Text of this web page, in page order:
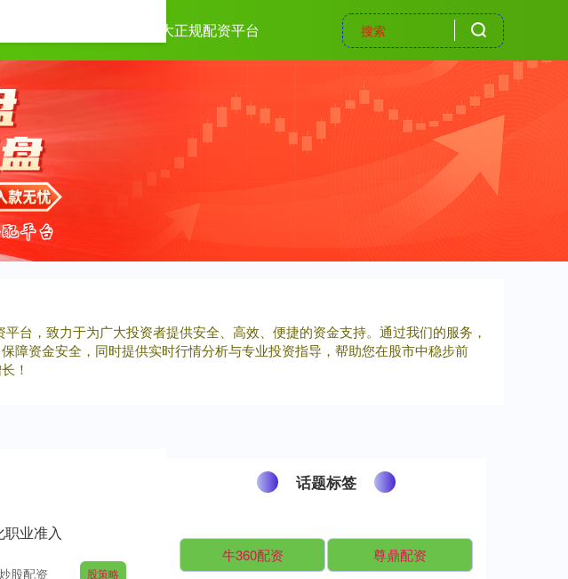
十大正规配资平台
台，致力于为广大投资者提供安全、高效、便捷的资金支持。通过我们的服务，
障资金安全，同时提供实时行情分析与专业投资指导，帮助您在股市中稳步前
！
职业准入
股配资 股策略
话题标签
牛360配资 尊鼎配资